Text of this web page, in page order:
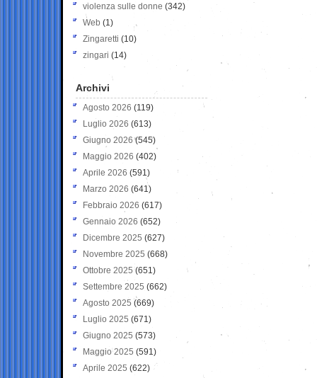
violenza sulle donne (342)
Web (1)
Zingaretti (10)
zingari (14)
Archivi
Agosto 2026 (119)
Luglio 2026 (613)
Giugno 2026 (545)
Maggio 2026 (402)
Aprile 2026 (591)
Marzo 2026 (641)
Febbraio 2026 (617)
Gennaio 2026 (652)
Dicembre 2025 (627)
Novembre 2025 (668)
Ottobre 2025 (651)
Settembre 2025 (662)
Agosto 2025 (669)
Luglio 2025 (671)
Giugno 2025 (573)
Maggio 2025 (591)
Aprile 2025 (622)